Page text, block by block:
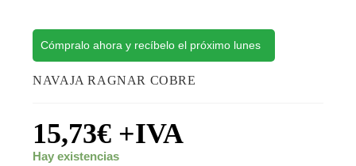
Cómpralo ahora y recíbelo el próximo lunes
NAVAJA RAGNAR COBRE
15,73€ +IVA
Hay existencias